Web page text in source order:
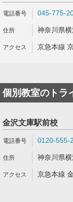
045-775-
神奈川県
京急本線
個別教室のトラ
金沢文庫駅前校
0120-555-
神奈川県
京急本線